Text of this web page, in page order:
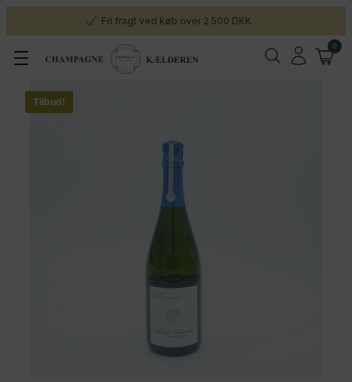
Fri fragt ved køb over 2.500 DKK
0
Tilbud!